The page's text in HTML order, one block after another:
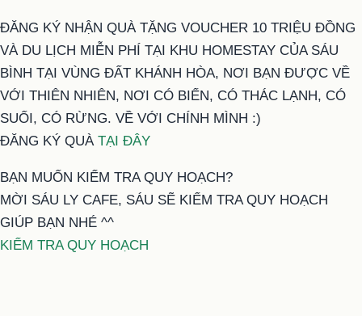
ĐĂNG KÝ NHẬN QUÀ TẶNG VOUCHER 10 TRIỆU ĐỒNG
VÀ DU LỊCH MIỄN PHÍ TẠI KHU HOMESTAY CỦA SÁU
BÌNH TẠI VÙNG ĐẤT KHÁNH HÒA, NƠI BẠN ĐƯỢC VỀ
VỚI THIÊN NHIÊN, NƠI CÓ BIỂN, CÓ THÁC LẠNH, CÓ
SUỐI, CÓ RỪNG. VỀ VỚI CHÍNH MÌNH :)
ĐĂNG KÝ QUÀ TẠI ĐÂY
BẠN MUỐN KIỂM TRA QUY HOẠCH?
MỜI SÁU LY CAFE, SÁU SẼ KIỂM TRA QUY HOẠCH
GIÚP BẠN NHÉ ^^
KIỂM TRA QUY HOẠCH